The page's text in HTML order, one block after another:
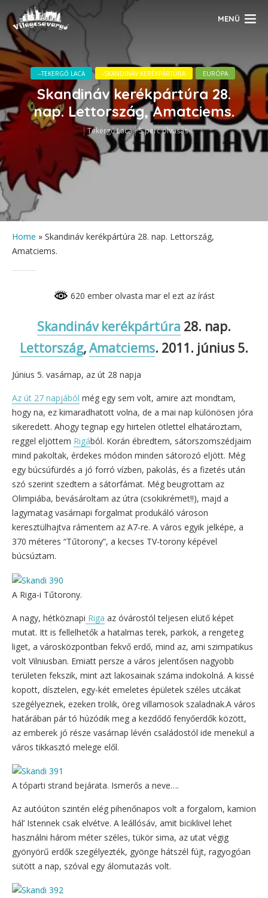
MENÜ
--TEKERGŐ LACA -SKANDINÁV KERÉKPÁRTÚRA EURÓPA
Skandináv kerékpártúra 28.
nap. Lettország, Amatciems.
Tekergő Laca 5 perc olvasás
Home » Skandináv kerékpártúra 28. nap. Lettország,
Amatciems.
620 ember olvasta mar el ezt az írást
Skandináv kerékpártúra 28. nap.
Lettország,Amatciems. 2011. június 5.
Június 5. vasárnap, az út 28 napja
Az út 27 napjából még egy sem volt, amire azt mondtam,
hogy na, ez kimaradhatott volna, de a mai nap különösen jóra
sikeredett. Ahogy tegnap egy hirtelen ötlettel elhatároztam,
reggel eljöttem Rigából. Korán ébredtem, sátorszomszédjaim
mind pakoltak, érdekes módon minden sátorozó eljött. Még
egy búcsúfürdés a jó forró vízben, pakolás, és a fizetés után
szó szerint szedtem a sátorfámat. Még beugrottam az
Olimpiába, bevásároltam az útra (csokikrémet!!), majd a
lagymatag vasárnapi forgalmat produkáló városon
keresztülhajtva rámentem az A7-re. A város egyik jelképe, a
370 méteres “Tűtorony”, a kecses TV-torony képével
búcsúztam.
A Riga-i Tűtorony.
A nagy, hétköznapi Riga az óvárostól teljesen elütő képet
mutat. Itt is fellelhetők a hatalmas terek, parkok, a rengeteg
liget, a városközpontban fekvő erdő, mind az, ami szimpatikus
volt Vilniusban. Emiatt persze a város jelentősen nagyobb
területen fekszik, mint azt lakosainak száma indokolná. A kissé
kopott, dísztelen, egy-két emeletes épületek széles utcákat
szegélyeznek, ezeken trolik, öreg villamosok szaladnak.A város
határában pár tó húzódik meg a kezdődő fenyőerdők között,
az emberek jó része vasárnap lévén családostól ide menekül a
város tikkasztó melege elől.
A tóparti strand bejárata. Ismerős a neve….
Az autóúton szintén elég pihenőnapos volt a forgalom, kamion
hál’ Istennek csak elvétve. A leállósáv, amit biciklivel lehet
használni három méter széles, tükör sima, az utat végig
gyönyörű erdők szegélyezték, gyönge hátszél fújt, ragyogóan
sütött a nap, szóval egy álomutazás volt.